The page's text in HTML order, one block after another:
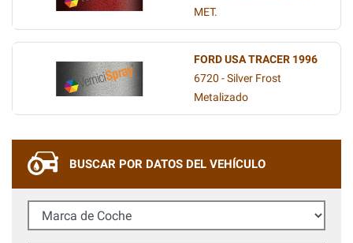
MET.
FORD USA TRACER 1996
6720 - Silver Frost
Metalizado
BUSCAR POR DATOS DEL VEHÍCULO
Marca de Coche